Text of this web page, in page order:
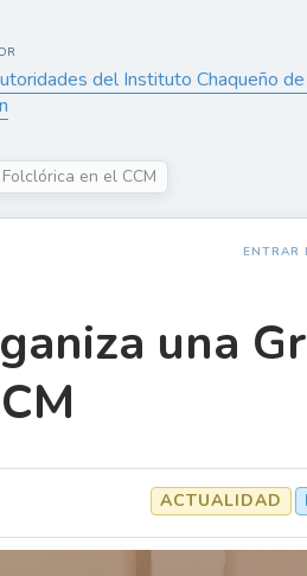
del Instituto Chaqueño de
en el CCM
ENTRAR
una
ACTUALIDAD